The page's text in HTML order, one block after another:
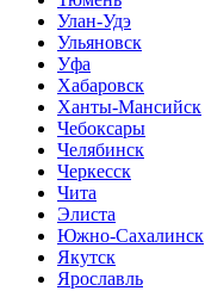
Улан-Удэ
Ульяновск
Уфа
Хабаровск
Ханты-Мансийск
Чебоксары
Челябинск
Черкесск
Чита
Элиста
Южно-Сахалинск
Якутск
Ярославль